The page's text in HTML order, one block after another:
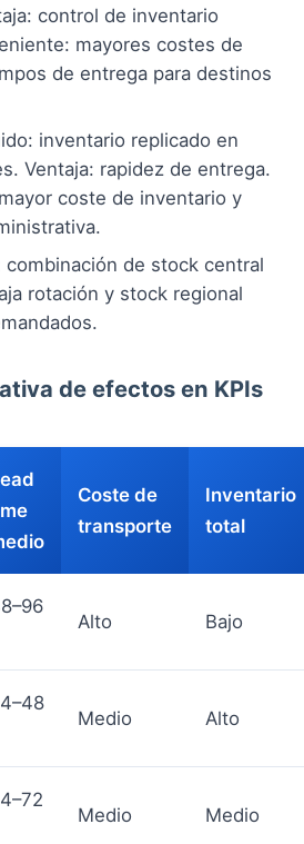
control de inventario
mayores costes de
de entrega para destinos
inventario replicado en
Ventaja: rapidez de entrega.
coste de inventario y
combinación de stock central
rotación y stock regional
de efectos en KPIs
Coste de
transporte
Inventario
total
Alto Bajo
Medio Alto
Medio Medio